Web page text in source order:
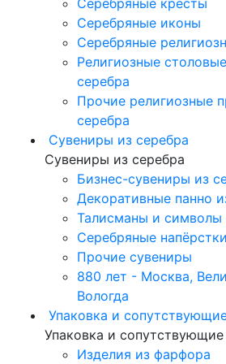
Серебряные иконы
Серебряные
Религиозные
серебра
Прочие религиозные
серебра
Сувениры из серебра
Сувениры из серебра
Бизнес-сувениры из
Декоративные панно
Талисманы и символы
Серебряные напёрстки
Прочие сувениры
880 лет - Москва,
Вологда
Упаковка и
Упаковка и
Изделия из фарфора